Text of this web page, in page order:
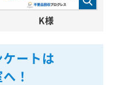
ートは
！
K様